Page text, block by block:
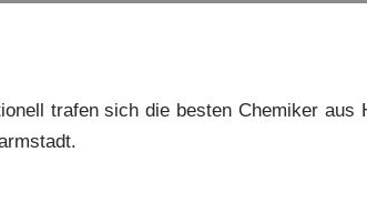
trafen sich die besten Chemiker aus